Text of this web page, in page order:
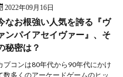
2022年09月16日
なお根強い人気を誇る『ヴ
ンパイアセイヴァー』、そ
秘密は？
プコンは80年代から90年代にかけ
数多くのアーケードゲームのヒッ